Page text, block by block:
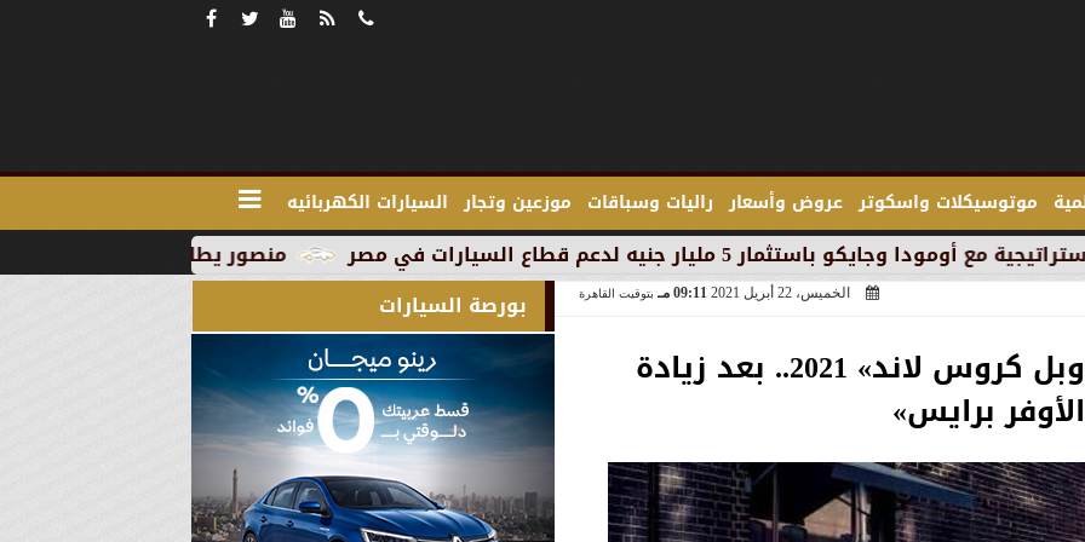
موتوسيكلات واسكوتر عروض وأسعار راليات وسباقات موزعين وتجار السيارات الكهربائيه
منصور يطلق MG RX9 PHEV الجديدة كليًا في السوق المصري كأول سيارة Plug-in Hybrid من العلامة جنيه لدعم قطاع السيارات في مصر
الخميس، 22 أبريل 2021 09:11 مـ بتوقيت القاهرة
أسعار ومواصفات «أوبل كروس لاند» 2021.. بعد زيادة
برايس»
بورصة السيارات